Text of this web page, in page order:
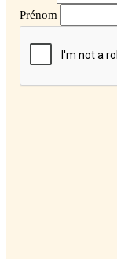
Prénom